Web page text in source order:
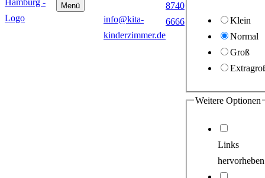
Menü
info@kita-
kinderzimmer.de
8740
6666
Klein
Normal
Groß
Weitere Optionen
Links
hervorheben